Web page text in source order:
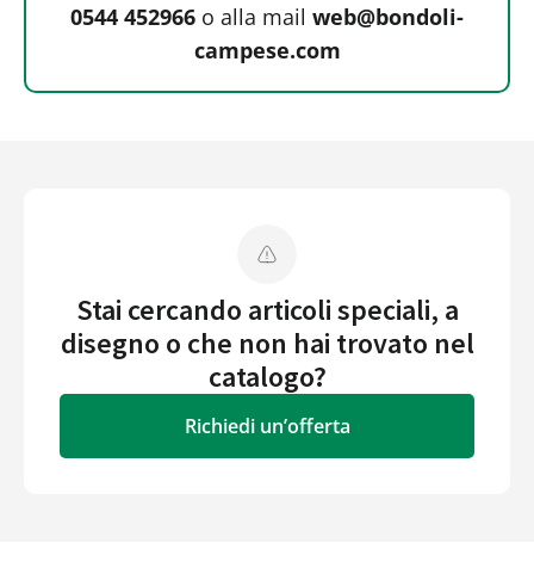
0544 452966 o alla mail web@bondoli-
campese.com
Stai cercando articoli speciali, a
disegno o che non hai trovato nel
catalogo?
Richiedi un’offerta